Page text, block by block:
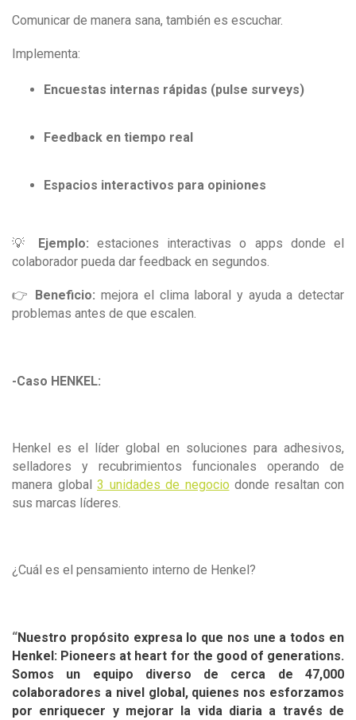
Comunicar de manera sana, también es escuchar.
Implementa:
Encuestas internas rápidas (pulse surveys)
Feedback en tiempo real
Espacios interactivos para opiniones
💡 Ejemplo: estaciones interactivas o apps donde el
colaborador pueda dar feedback en segundos.
👉 Beneficio: mejora el clima laboral y ayuda a detectar
problemas antes de que escalen.
-Caso HENKEL:
Henkel es el líder global en soluciones para adhesivos,
selladores y recubrimientos funcionales operando de
manera global 3 unidades de negocio donde resaltan con
sus marcas líderes.
¿Cuál es el pensamiento interno de Henkel?
“Nuestro propósito expresa lo que nos une a todos en
Henkel: Pioneers at heart for the good of generations.
Somos un equipo diverso de cerca de 47,000
colaboradores a nivel global, quienes nos esforzamos
por enriquecer y mejorar la vida diaria a través de